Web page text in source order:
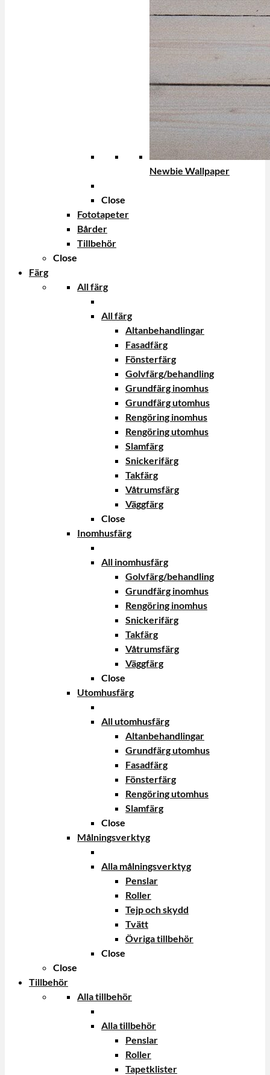
Newbie Wallpaper
Close
Fototapeter
Bårder
Tillbehör
Close
Färg
All färg
All färg
Altanbehandlingar
Fasadfärg
Fönsterfärg
Golvfärg/behandling
Grundfärg inomhus
Grundfärg utomhus
Rengöring inomhus
Rengöring utomhus
Slamfärg
Snickerifärg
Takfärg
Våtrumsfärg
Väggfärg
Close
Inomhusfärg
All inomhusfärg
Golvfärg/behandling
Grundfärg inomhus
Rengöring inomhus
Snickerifärg
Takfärg
Våtrumsfärg
Väggfärg
Close
Utomhusfärg
All utomhusfärg
Altanbehandlingar
Grundfärg utomhus
Fasadfärg
Fönsterfärg
Rengöring utomhus
Slamfärg
Close
Målningsverktyg
Alla målningsverktyg
Penslar
Roller
Tejp och skydd
Tvätt
Övriga tillbehör
Close
Close
Tillbehör
Alla tillbehör
Alla tillbehör
Penslar
Roller
Tapetklister